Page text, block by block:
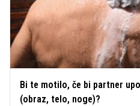
Bi te motilo, če bi partner
(obraz, telo, noge)?